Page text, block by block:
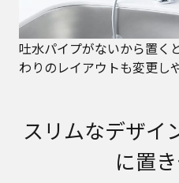
吐水パイプがないから置く
わりのレイアウトも変更し
スリムなデザイ
に置